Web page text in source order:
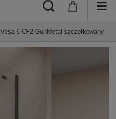
Vesa 6 CF2 GunMetal szczotkowany